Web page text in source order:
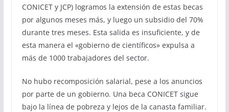
CONICET y JCP) logramos la extensión de estas becas
por algunos meses más, y luego un subsidio del 70%
durante tres meses. Esta salida es insuficiente, y de
esta manera el «gobierno de científicos» expulsa a
más de 1000 trabajadores del sector.
No hubo recomposición salarial, pese a los anuncios
por parte de un gobierno. Una beca CONICET sigue
bajo la línea de pobreza y lejos de la canasta familiar.